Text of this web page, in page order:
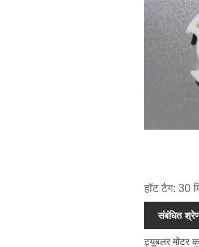
हॉट टैग: 30
संबंधित
ट्यूबलर मोटर